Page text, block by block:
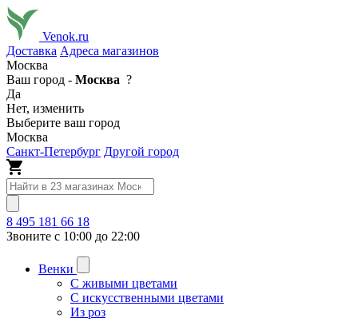
Venok.ru
Доставка Адреса магазинов
Москва
Ваш город - Москва ?
Да
Нет, изменить
Выберите ваш город
Москва
Санкт-Петербург Другой город
8 495 181 66 18
Звоните с 10:00 до 22:00
Венки
С живыми цветами
С искусственными цветами
Из роз